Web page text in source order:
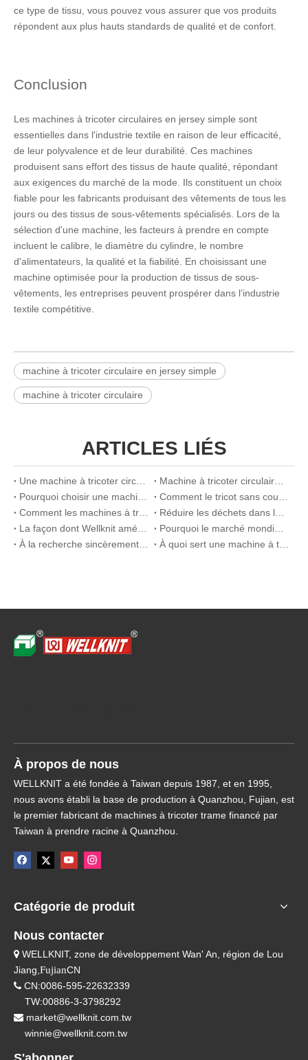
ce type de tissu, vous pouvez vous assurer que vos produits
répondent aux plus hauts standards de qualité et de confort.
Conclusion
Les machines à tricoter circulaires en jersey simple sont
essentielles dans l'industrie textile en raison de leur efficacité,
de leur polyvalence et de leur durabilité. Ces machines
produisent sans effort des tissus de haute qualité, répondant
aux exigences du marché de la mode. Ils constituent un choix
fiable pour les fabricants produisant des vêtements de tous les
jours ou des tissus de sous-vêtements spécialisés. Lors de la
sélection d'une machine, les facteurs à prendre en compte
incluent le calibre, le diamètre du cylindre, le nombre
d'alimentateurs, la qualité et la fiabilité. En choisissant une
machine optimisée pour la production de tissus de sous-
vêtements, les entreprises peuvent prospérer dans l’industrie
textile compétitive.
machine à tricoter circulaire en jersey simple
machine à tricoter circulaire
ARTICLES LIÉS
Une machine à tricoter circulaire vaut-elle la peine d'être achetée
Machine à tricoter circulaire ou plate : un guide de comparaison visuelle
Pourquoi choisir une machine à tricoter circulaire pour les costumes officiels
Comment le tricot sans couture améliore la respirabilité et l'installation dans l'écolinerie
Comment les machines à tricoter transparentes révolutionnent la production de sous-vêtements sportifs
Réduire les déchets dans la fabrication de sous-vêtements avec des solutions de tricot sans couture
La façon dont Wellknit améliore le confort et l'efficacité de la production de lingerie transparente
Pourquoi le marché mondial de la lingerie se déplace vers des solutions de sous-vêtements transparentes
À la recherche sincèrement d'agents du monde
À quoi sert une machine à tricoter rectiligne ?
À propos de nous
WELLKNIT a été fondée à Taiwan depuis 1987, et en 1995,
nous avons établi la base de production à Quanzhou, Fujian, est
le premier fabricant de machines à tricoter trame financé par
Taiwan à prendre racine à Quanzhou.
Catégorie de produit
Nous contacter
 WELLKNIT, zone de développement Wan' An, région de Lou
Jiang,FujianCN
 CN:0086-595-22632339
TW:00886-3-3798292
 market@wellknit.com.tw
winnie@wellknit.com.tw